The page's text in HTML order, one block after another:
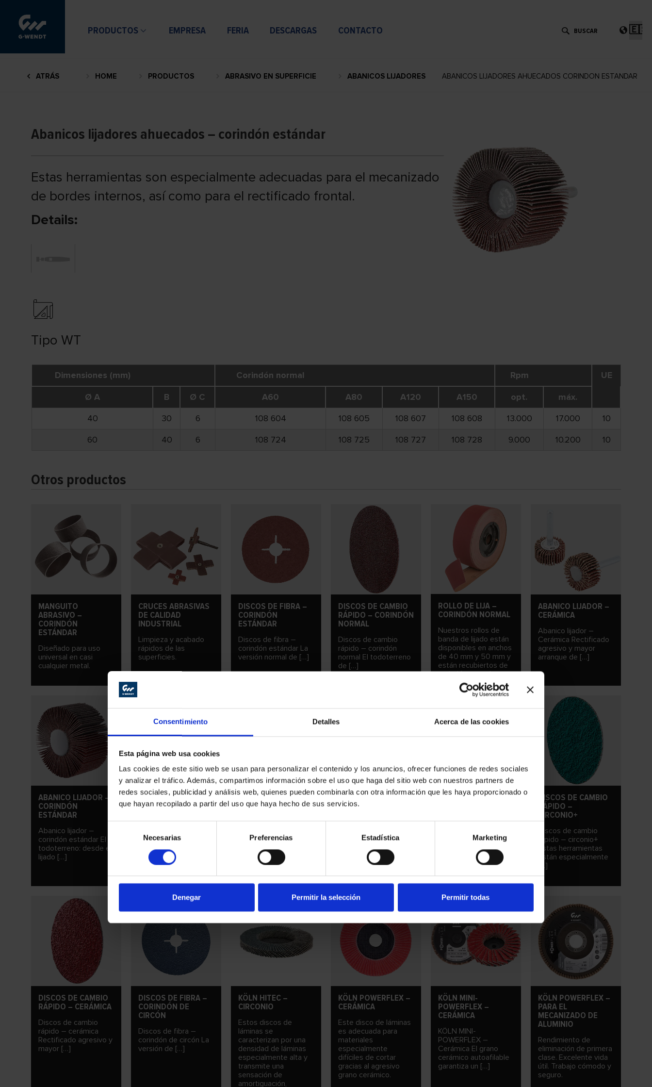
Consentimiento Detalles Acerca de las cookies
Esta página web usa cookies
Las cookies de este sitio web se usan para personalizar el contenido y los anuncios, ofrecer funciones de redes sociales
y analizar el tráfico. Además, compartimos información sobre el uso que haga del sitio web con nuestros partners de
redes sociales, publicidad y análisis web, quienes pueden combinarla con otra información que les haya proporcionado o
que hayan recopilado a partir del uso que haya hecho de sus servicios.
consentimiento
Necesarias Preferencias Estadística Marketing
Denegar Permitir la selección Permitir todas
PRODUCTOS EMPRESA FERIA DESCARGAS CONTACTO
un
ATRÁS HOME PRODUCTOS ABRASIVO EN SUPERFICIE ABANICOS LIJADORES ABANICOS LIJADORES AHUECADOS CORINDON ESTANDAR
Abanicos lijadores ahuecados – corindón estándar
Estas herramientas son especialmente adecuadas para el mecanizado
de bordes internos, así como para el rectificado frontal.
Details:
Tipo WT
Dimensiones (mm) Corindón normal Rpm UE
Ø A B Ø C A60 A80 A120 A150 opt.
máx.
40
30 6 108 604 108 605 108 607 108 608 13.000 17.000
10
60
40 6 108 724 108 725 108 727 108 728 9.000 10.200 10
Otros productos
MANGUITO
ABRASIVO –
CORINDÓN
ESTÁNDAR
Diseñado para uso
universal en casi
cualquier metal.
CRUCES ABRASIVAS
DE CALIDAD
INDUSTRIAL
Limpieza y acabado
rápidos de las
superficies.
DISCOS DE FIBRA –
CORINDÓN
ESTÁNDAR
Discos de fibra –
corindón estándar La
versión normal de […]
DISCOS DE CAMBIO
RÁPIDO – CORINDÓN
NORMAL
Discos de cambio
rápido – corindón
normal El todoterreno
de […]
ROLLO DE LIJA –
CORINDÓN NORMAL
Nuestros rollos de
banda de lijado están
disponibles en anchos
de 40 mm y 50 mm y
están recubiertos de
corindón normal.
ABANICO LIJADOR –
CERÁMICA
Abanico lijador –
Cerámica Rectificado
agresivo y mayor
arranque de […]
ABANICO LIJADOR –
CORINDÓN
ESTÁNDAR
Abanico lijador –
corindón estándar El
todoterreno: desde el
lijado […]
MINIABANICOS
LIJADORES DE
de corindón normal
Especialmente aptos
para trabajar en […]
ABANICO LIJADOR
M4 – CORINDÓN
corindón estándar
Abanico lijador
especial con […]
ABANICO LIJADOR
CON MANGO DE
CORINDÓN
ESTÁNDAR
Abanico lijador con
mango de 6/70 mm –
corindón estándar […]
ABANICO LIJADOR
CORINDÓN
ESTÁNDAR
Abanico lijador con
mango de 6/100 mm
– corindón estándar
[…]
DISCOS DE CAMBIO
RÁPIDO –
CIRCONIO+
Discos de cambio
rápido – circonio+
Estas herramientas
están especialmente
[…]
DISCOS DE CAMBIO
RÁPIDO – CERÁMICA
Discos de cambio
rápido – cerámica
Rectificado agresivo y
mayor […]
DISCOS DE FIBRA –
CORINDÓN DE
CIRCÓN
Discos de fibra –
corindón de circón La
versión de […]
KÖLN HITEC –
CIRCONIO
Estos discos de
láminas se
caracterizan por una
densidad de láminas
especialmente alta y
transmite una
sensación de
amortiguación,
KÖLN POWERFLEX –
CERÁMICA
Este disco de láminas
es adecuada para
materiales
especialmente
difíciles de cortar
gracias al agresivo
grano cerámico.
KÖLN MINI-
POWERFLEX –
CERÁMICA
KÖLN MINI-
POWERFLEX –
Cerámica El grano
cerámico autoafilable
garantiza un […]
KÖLN POWERFLEX –
PARA EL
MECANIZADO DE
ALUMINIO
Rendimiento de
eliminación de primera
clase. Excelente vida
útil. Trabajo cómodo y
seguro.